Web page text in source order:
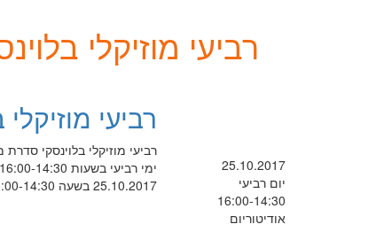
רביעי מוזיקלי
25.10.2017
יום רביעי
16:00-14:30
אודיטוריום
רביעי
רביעי מוזיקלי בלוינסקי
ימי רביעי בשעות 16:00-14:30 באודיטוריום מכללת לוינסקי לחינוך רחוב שושנה פרסיץ 15 תל אביב-יפו הכניסה חופשית*
25.10.2017 בשעה 16:00-14:30